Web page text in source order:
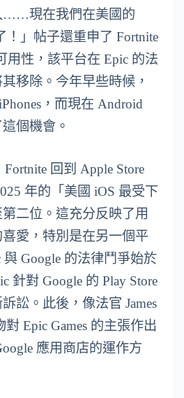
……現在我們在美國的
！」帖子還重申了 Fortnite
用性，該平台在 Epic 的法
移除。今年早些時候，
，而現在 Android
個機會。
Fortnite 回到 Apple Store
年的「美國 iOS 最受下
二位。這充分反映了用
愛，特別是在另一個平
Google 的法律鬥爭始於
針對 Google 的 Play Store
訟。此後，像法官 James
Epic Games 的主張作出
應用商店的運作方